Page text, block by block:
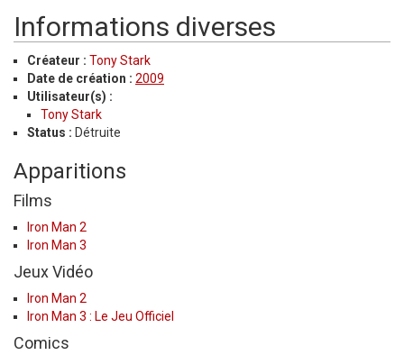
Informations diverses
Créateur : Tony Stark
Date de création : 2009
Utilisateur(s) :
Tony Stark
Status : Détruite
Apparitions
Films
Iron Man 2
Iron Man 3
Jeux Vidéo
Iron Man 2
Iron Man 3 : Le Jeu Officiel
Comics